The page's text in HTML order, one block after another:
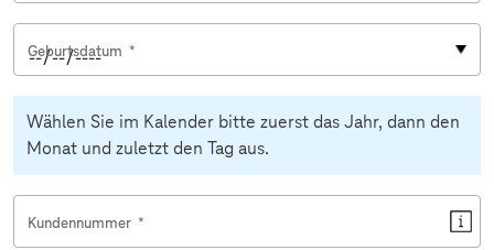
Geburtsdatum *
Wählen Sie im Kalender bitte zuerst das Jahr, dann den
Monat und zuletzt den Tag aus.
Kundennummer *